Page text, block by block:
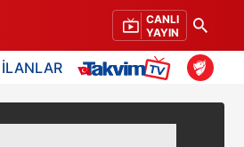
CANLI
YAYIN
İLANLAR